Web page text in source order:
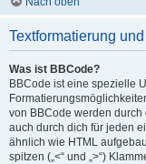
Textformatierung
Was ist BBCode?
BBCode ist eine spezielle
von BBCode werden
auch durch dich für jeden
ähnlich wie HTML
spitzen („<“ und „>“)